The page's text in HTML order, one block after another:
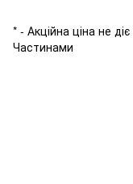
* - Акційна ціна не
Частинами